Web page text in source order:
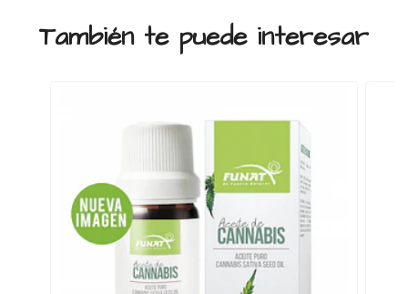
También te puede interesar